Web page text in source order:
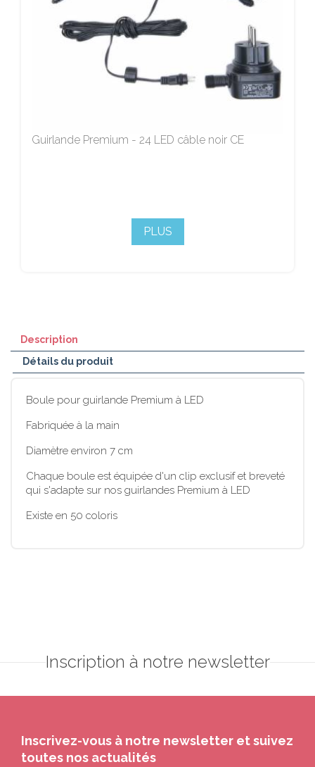
Guirlande Premium - 24 LED câble noir CE
PLUS
Description
Détails du produit
Boule pour guirlande Premium à LED
Fabriquée à la main
Diamètre environ 7 cm
Chaque boule est équipée d'un clip exclusif et breveté
qui s'adapte sur nos guirlandes Premium à LED
Existe en 50 coloris
Inscription à notre newsletter
Inscrivez-vous à notre newsletter et suivez
toutes nos actualités